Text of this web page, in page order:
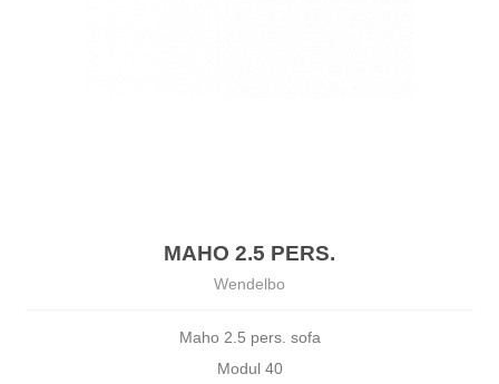
MAHO 2.5 PERS.
Wendelbo
Maho 2.5 pers. sofa
Modul 40